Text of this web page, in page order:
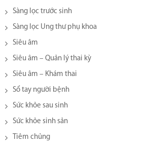
Sàng lọc trước sinh
Sàng lọc Ung thư phụ khoa
Siêu âm
Siêu âm – Quản lý thai kỳ
Siêu âm – Khám thai
Sổ tay người bệnh
Sức khỏe sau sinh
Sức khỏe sinh sản
Tiêm chủng